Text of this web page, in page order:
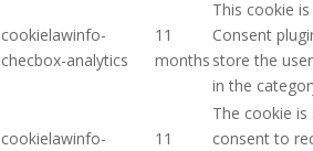
cookielawinfo-
checbox-analytics
11
months
This cookie
Consent
store the
in the
cookielawinfo-
11
The cookie is
consent to